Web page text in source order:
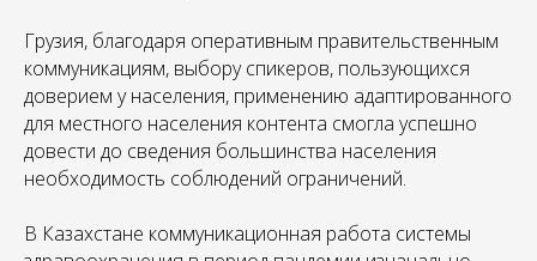
Грузия, благодаря оперативным правительственным
коммуникациям, выбору спикеров, пользующихся
доверием у населения, применению адаптированного
для местного населения контента смогла успешно
довести до сведения большинства населения
необходимость соблюдений ограничений.
В Казахстане коммуникационная работа системы